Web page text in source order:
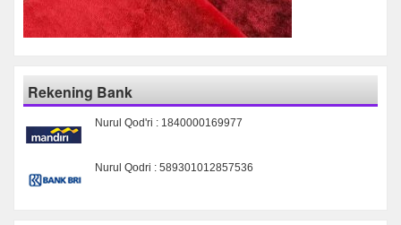
Rekening Bank
Nurul Qod'ri : 1840000169977
Nurul Qodri : 589301012857536